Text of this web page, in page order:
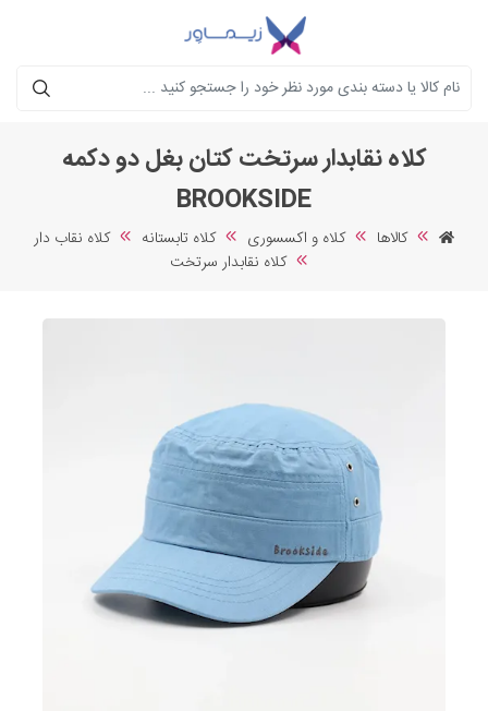
جستجو
کلاه نقابدار سرتخت کتان بغل دو دکمه
BROOKSIDE
کالاها کلاه و اکسسوری کلاه تابستانه
کلاه نقاب دار
کلاه نقابدار سرتخت